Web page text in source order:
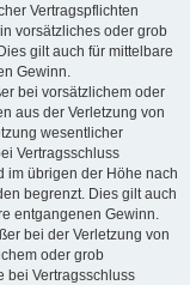
Vertragspflichten
vorsätzliches oder grob
gilt auch für mittelbare
Gewinn.
bei vorsätzlichem oder
aus der Verletzung von
wesentlicher
Vertragsschluss
im übrigen der Höhe nach
begrenzt. Dies gilt auch
entgangenen Gewinn.
bei der Verletzung von
oder grob
bei Vertragsschluss